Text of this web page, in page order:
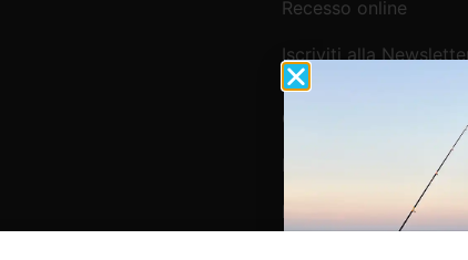
Recesso online
Iscriviti alla
Webpesca
Cookie Policy e
Informativa e-
Informativa